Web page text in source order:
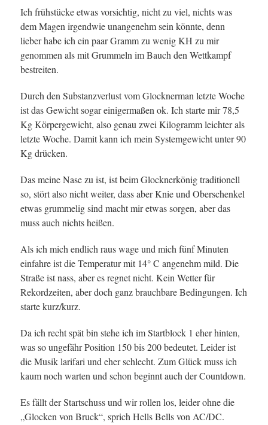
Ich frühstücke etwas vorsichtig, nicht zu viel, nichts was
dem Magen irgendwie unangenehm sein könnte, denn
lieber habe ich ein paar Gramm zu wenig KH zu mir
genommen als mit Grummeln im Bauch den Wettkampf
bestreiten.
Durch den Substanzverlust vom Glocknerman letzte Woche
ist das Gewicht sogar einigermaßen ok. Ich starte mir 78,5
Kg Körpergewicht, also genau zwei Kilogramm leichter als
letzte Woche. Damit kann ich mein Systemgewicht unter 90
Kg drücken.
Das meine Nase zu ist, ist beim Glocknerkönig traditionell
so, stört also nicht weiter, dass aber Knie und Oberschenkel
etwas grummelig sind macht mir etwas sorgen, aber das
muss auch nichts heißen.
Als ich mich endlich raus wage und mich fünf Minuten
einfahre ist die Temperatur mit 14° C angenehm mild. Die
Straße ist nass, aber es regnet nicht. Kein Wetter für
Rekordzeiten, aber doch ganz brauchbare Bedingungen. Ich
starte kurz/kurz.
Da ich recht spät bin stehe ich im Startblock 1 eher hinten,
was so ungefähr Position 150 bis 200 bedeutet. Leider ist
die Musik larifari und eher schlecht. Zum Glück muss ich
kaum noch warten und schon beginnt auch der Countdown.
Es fällt der Startschuss und wir rollen los, leider ohne die
„Glocken von Bruck“, sprich Hells Bells von AC/DC.